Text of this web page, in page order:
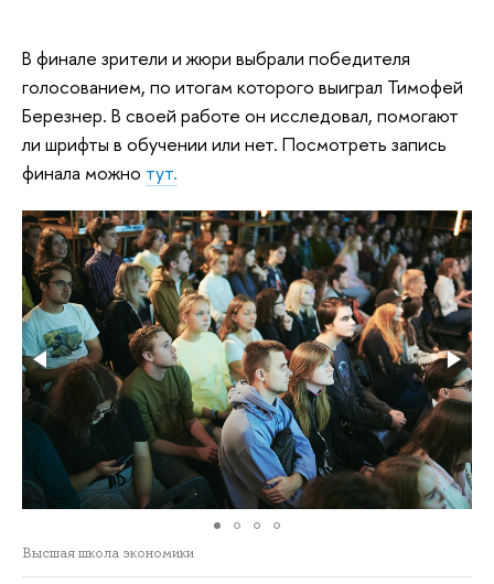
В финале зрители и жюри выбрали победителя
голосованием, по итогам которого выиграл Тимофей
Березнер. В своей работе он исследовал, помогают
ли шрифты в обучении или нет. Посмотреть запись
финала можно тут.
Высшая школа экономики